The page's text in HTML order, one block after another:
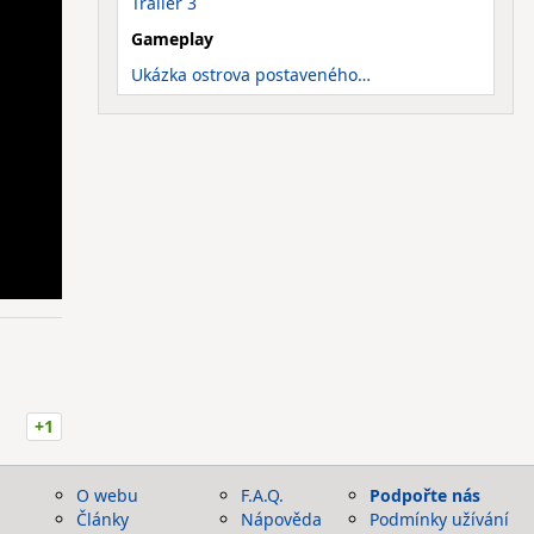
+1
Gameplay
Ukázka ostrova postaveného…
O webu
Články
F.A.Q.
Nápověda
Podpořte nás
Podmínky užívání